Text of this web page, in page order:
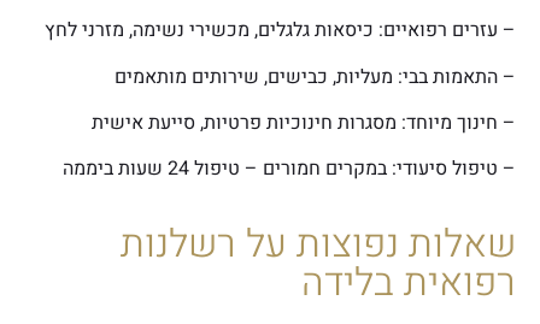
– עזרים רפואיים: כיסאות גלגלים, מכשירי נשימה, מזרני לחץ
– התאמות בבי: מעליות, כבישים, שירותים מותאמים
– חינוך מיוחד: מסגרות חינוכיות פרטיות, סייעת אישית
– טיפול סיעודי: במקרים חמורים – טיפול 24 שעות ביממה
שאלות נפוצות על רשלנות
רפואית בלידה